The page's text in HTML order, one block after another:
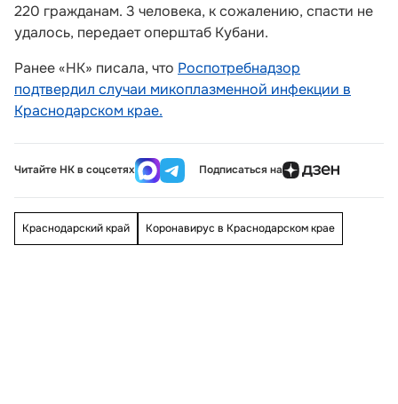
220 гражданам. 3 человека, к сожалению, спасти не
удалось, передает оперштаб Кубани.
Ранее «НК» писала, что Роспотребнадзор
подтвердил случаи микоплазменной инфекции в
Краснодарском крае.
Читайте НК в соцсетях Подписаться на
Краснодарский край Коронавирус в Краснодарском крае